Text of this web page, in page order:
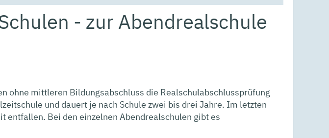
- zur Abendrealschule
ohne mittleren Bildungsabschluss die Realschulabschlussprüfung
und dauert je nach Schule zwei bis drei Jahre. Im letzten
entfallen. Bei den einzelnen Abendrealschulen gibt es